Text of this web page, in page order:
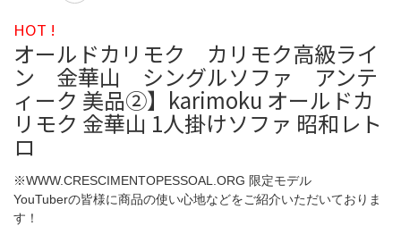
HOT !
オールドカリモク カリモク高級ライ
ン 金華山 シングルソファ アンテ
ィーク 美品②】karimoku オールドカ
リモク 金華山 1人掛けソファ 昭和レト
ロ
※WWW.CRESCIMENTOPESSOAL.ORG 限定モデル
YouTuberの皆様に商品の使い心地などをご紹介いただいておりま
す！